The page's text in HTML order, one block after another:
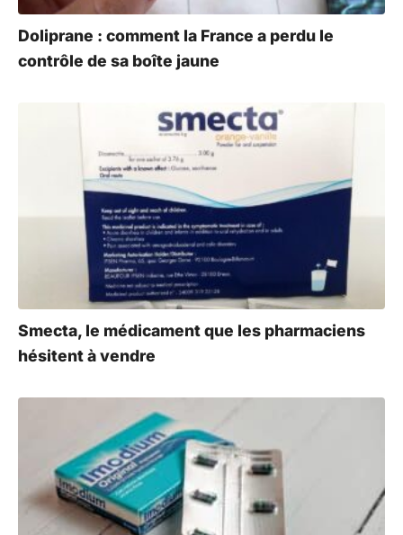
Doliprane : comment la France a perdu le
contrôle de sa boîte jaune
Smecta, le médicament que les pharmaciens
hésitent à vendre